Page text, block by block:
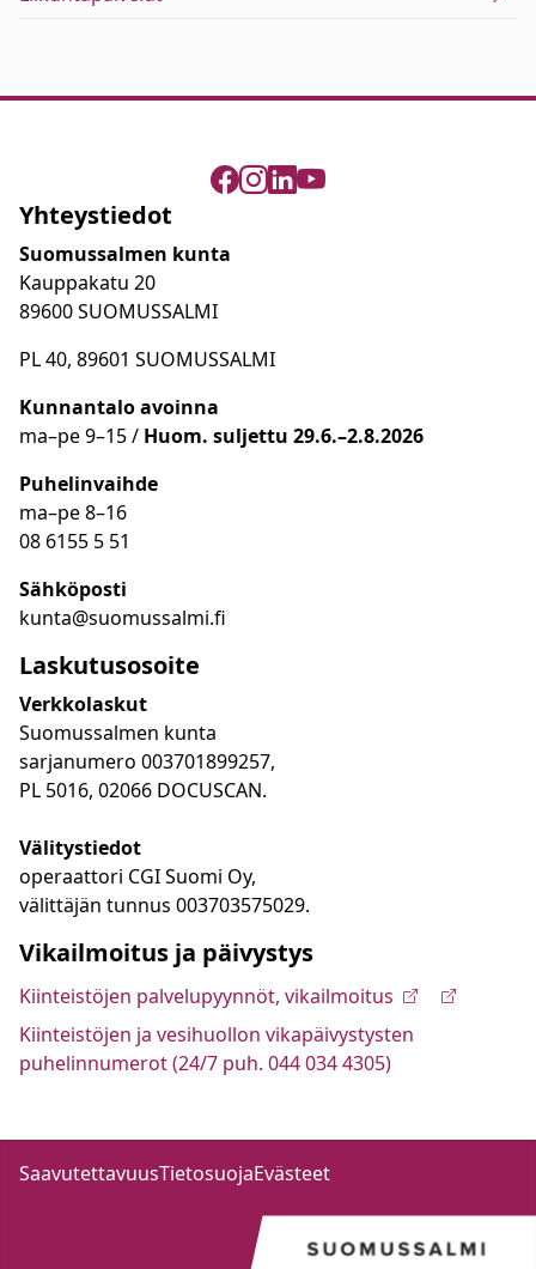
Yhteystiedot
Suomussalmen kunta
Kauppakatu 20
89600 SUOMUSSALMI
PL 40, 89601 SUOMUSSALMI
Kunnantalo avoinna
ma–pe 9–15 / Huom. suljettu 29.6.–2.8.2026
Puhelinvaihde
ma–pe 8–16
08 6155 5 51
Sähköposti
kunta@suomussalmi.fi
Laskutusosoite
Verkkolaskut
Suomussalmen kunta
sarjanumero 003701899257,
PL 5016, 02066 DOCUSCAN.
Välitystiedot
operaattori CGI Suomi Oy,
välittäjän tunnus 003703575029.
Vikailmoitus ja päivystys
Kiinteistöjen palvelupyynnöt, vikailmoitus
Kiinteistöjen ja vesihuollon vikapäivystysten
puhelinnumerot (24/7 puh. 044 034 4305)
SaavutettavuusTietosuojaEvästeet